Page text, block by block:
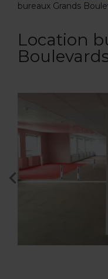
bureaux Grands
Location